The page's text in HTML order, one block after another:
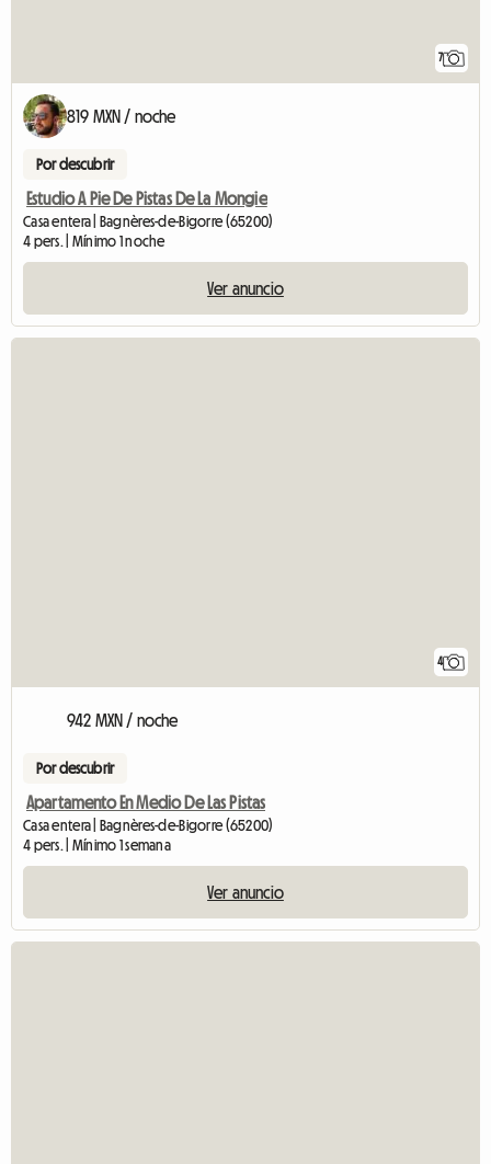
7
819 MXN / noche
Por descubrir
Estudio A Pie De Pistas De La Mongie
Casa entera | Bagnères-de-Bigorre (65200)
4 pers. | Mínimo 1 noche
Ver anuncio
4
942 MXN / noche
Por descubrir
Apartamento En Medio De Las Pistas
Casa entera | Bagnères-de-Bigorre (65200)
4 pers. | Mínimo 1 semana
Ver anuncio